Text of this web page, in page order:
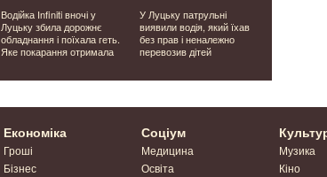
Водійка Infiniti вночі у
Луцьку збила дорожнє
обладнання і поїхала геть.
Яке покарання отримала
У Луцьку патрульні
виявили водія, який їхав
без прав і неналежно
перевозив дітей
Економіка
Гроші
Бізнес
Соціум
Медицина
Освіта
Музика
Кіно